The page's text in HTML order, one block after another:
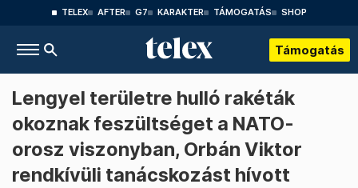
TELEX AFTER G7 KARAKTER TÁMOGATÁS SHOP
Támogatás
Lengyel területre hulló rakéták
okoznak feszültséget a NATO-
orosz viszonyban, Orbán Viktor
rendkívüli tanácskozást hívott